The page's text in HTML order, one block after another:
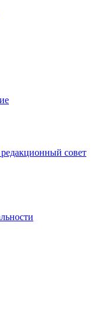
совет